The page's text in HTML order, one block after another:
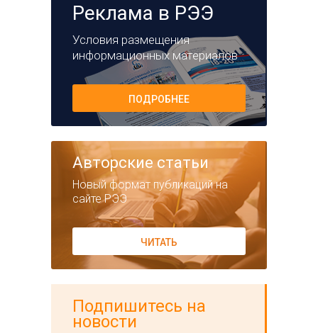
Реклама в РЭЭ
Условия размещения
информационных материалов
ПОДРОБНЕЕ
Авторские статьи
Новый формат публикаций на
сайте РЭЭ
ЧИТАТЬ
Подпишитесь на
новости